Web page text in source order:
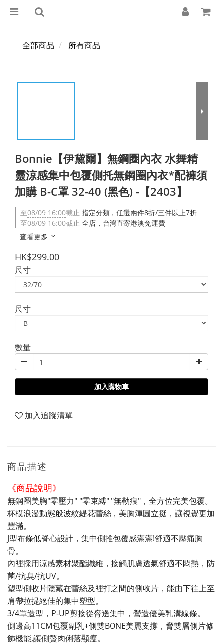
全部商品 所有商品
Bonnie【伊黛爾】無鋼圈內衣 水舞精
靈涼感集中包覆側托無鋼圈內衣*配褲須
加購 B-C罩 32-40 (黑色) -【2403】
至08/09 16:00截止 指定分類，任選兩件8折/三件以上7折
至08/09 16:00截止 全店，台灣直寄港澳免運費
查看更多
HK$299.00
尺寸
尺寸
數量
加入購物車
加入追蹤清單
商品描述
《商品說明》
無鋼圈美胸"零壓力" "零束縛" "無勒痕"，全方位完美包覆。
杯模浪漫動態般波紋緹花蕾絲，美胸渾圓立挺，讓視覺更加
豐滿。
J型布條低脊心設計，集中側推包覆感滿滿!舒適不壓痛胸
骨。
內裡採用涼感素材聚酯纖維，接觸肌膚透氣舒適不悶熱，防
菌/抗臭/抗UV。
塑型側收片隱藏在蕾絲及裡打之間的側收片，能由下往上至
肩帶拉提絕佳的集中塑型。
3/4罩造型，P-UP剪接從脅邊集中，營造優美乳溝線條。
側邊高11CM包覆副乳+側雙BONE美麗支撐，脅雙層側片修
飾機能,讓側贅肉俐落顯瘦。